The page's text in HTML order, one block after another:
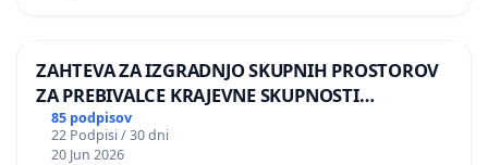
ZAHTEVA ZA IZGRADNJO SKUPNIH PROSTOROV
ZA PREBIVALCE KRAJEVNE SKUPNOSTI
PRESTRANEK
85 podpisov
22 Podpisi / 30 dni
20 Jun 2026